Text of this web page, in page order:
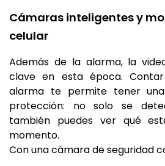
Cámaras inteligentes y
celular
Además de la alarma, la
clave en esta época.
alarma te permite tener
protección: no solo se
también puedes ver qué
momento.
Con una cámara de seguridad